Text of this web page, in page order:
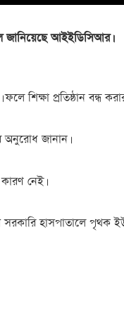
জানিয়েছে আইইডিসিআর।
শিক্ষা প্রতিষ্ঠান বন্ধ
অনুরোধ জানান।
নেই।
হাসপাতালে পৃথক